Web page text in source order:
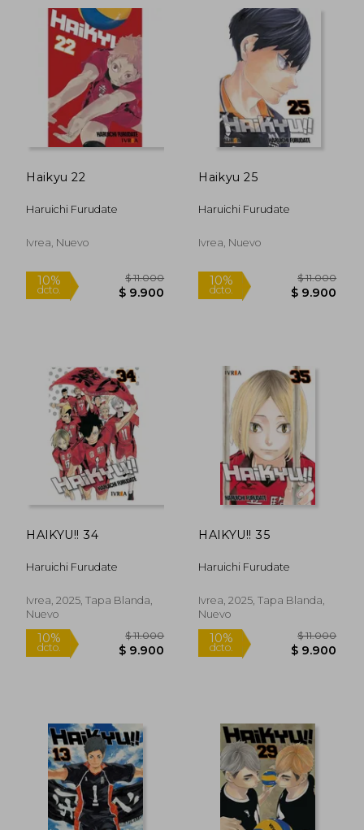
dcto. $ 9.900
10%
10%
dcto. $ 9.900
10%
dcto.
Haikyu 22
Haruichi Furudate
Ivrea, Nuevo
Haikyu 25
Haruichi Furudate
Ivrea, Nuevo
HAIKYU!! 34
Haruichi Furudate
Ivrea, 2025, Tapa Blanda,
Nuevo
HAIKYU!! 35
Haruichi Furudate
Ivrea, 2025, Tapa Blanda,
Nuevo